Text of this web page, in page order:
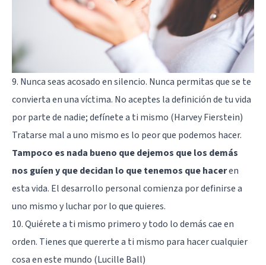
9. Nunca seas acosado en silencio. Nunca permitas que se te
convierta en una víctima. No aceptes la definición de tu vida
por parte de nadie; defínete a ti mismo (Harvey Fierstein)
Tratarse mal a uno mismo es lo peor que podemos hacer.
Tampoco es nada bueno que dejemos que los demás
nos guíen y que decidan lo que tenemos que haceren
esta vida. El desarrollo personal comienza por definirse a
uno mismo y luchar por lo que quieres.
10. Quiérete a ti mismo primero y todo lo demás cae en
orden. Tienes que quererte a ti mismo para hacer cualquier
cosa en este mundo (Lucille Ball)